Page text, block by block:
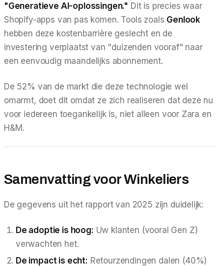
"Generatieve AI-oplossingen." Dit is precies waar
Shopify-apps van pas komen. Tools zoals Genlook
hebben deze kostenbarrière geslecht en de
investering verplaatst van "duizenden vooraf" naar
een eenvoudig maandelijks abonnement.
De 52% van de markt die deze technologiewel
omarmt, doet dit omdat ze zich realiseren dat deze nu
voor iedereen toegankelijk is, niet alleen voor Zara en
H&M.
Samenvatting voor Winkeliers
De gegevens uit het rapport van 2025 zijn duidelijk:
De adoptie is hoog: Uw klanten (vooral Gen Z)
verwachten het.
De impact is echt: Retourzendingen dalen (40%)